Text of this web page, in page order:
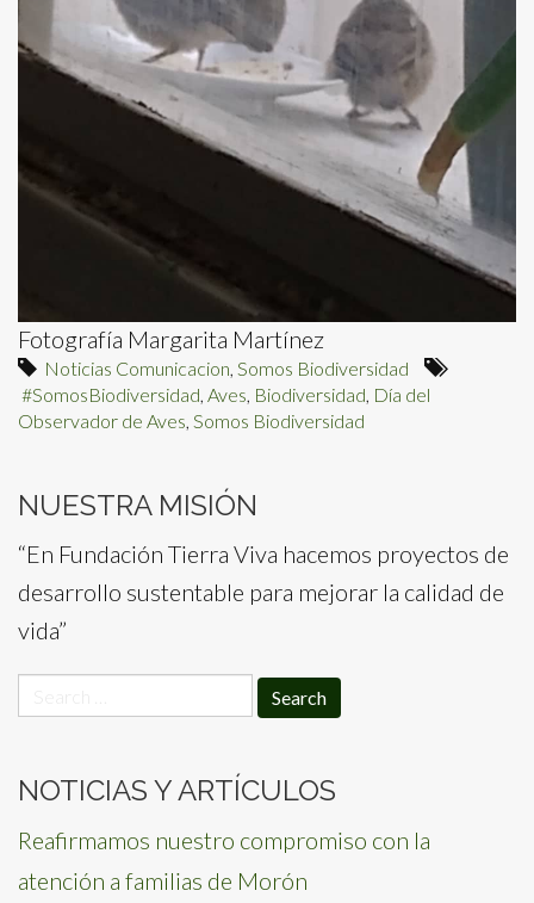
Fotografía Margarita Martínez
Noticias Comunicacion, Somos Biodiversidad
#SomosBiodiversidad, Aves, Biodiversidad, Día del
Observador de Aves, Somos Biodiversidad
NUESTRA MISIÓN
“En Fundación Tierra Viva hacemos proyectos de
desarrollo sustentable para mejorar la calidad de
vida”
for:
NOTICIAS Y ARTÍCULOS
Reafirmamos nuestro compromiso con la
atención a familias de Morón